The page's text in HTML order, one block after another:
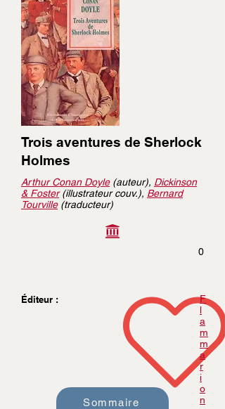
Trois aventures de Sherlock
Holmes
Arthur Conan Doyle(auteur), Dickinson
& Foster(illustrateur couv.), Bernard
Tourville(traducteur)
0
Éditeur :
F
l
a
m
m
a
r
i
o
n
Sommaire